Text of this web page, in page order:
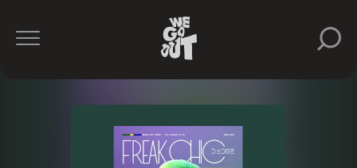
https://www.instagram.com/dedgesp/